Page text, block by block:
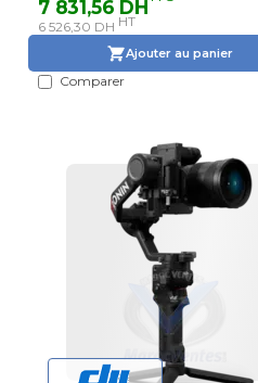
7 831,56 DH
6 526,30 DH HT
Ajouter au panier
Comparer